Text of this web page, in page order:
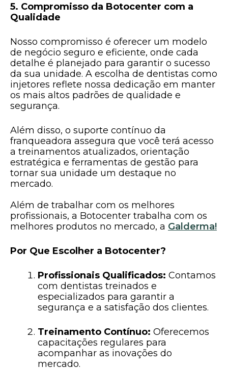
5. Compromisso da Botocenter com a
Qualidade
Nosso compromisso é oferecer um modelo
de negócio seguro e eficiente, onde cada
detalhe é planejado para garantir o sucesso
da sua unidade. A escolha de dentistas como
injetores reflete nossa dedicação em manter
os mais altos padrões de qualidade e
segurança.
Além disso, o suporte contínuo da
franqueadora assegura que você terá acesso
a treinamentos atualizados, orientação
estratégica e ferramentas de gestão para
tornar sua unidade um destaque no
mercado.
Além de trabalhar com os melhores
profissionais, a Botocenter trabalha com os
melhores produtos no mercado, a Galderma!
Por Que Escolher a Botocenter?
Profissionais Qualificados: Contamos
com dentistas treinados e
especializados para garantir a
segurança e a satisfação dos clientes.
Treinamento Contínuo: Oferecemos
capacitações regulares para
acompanhar as inovações do
mercado.